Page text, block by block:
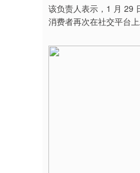
该负责人表示，1 月 29
消费者再次在社交平台